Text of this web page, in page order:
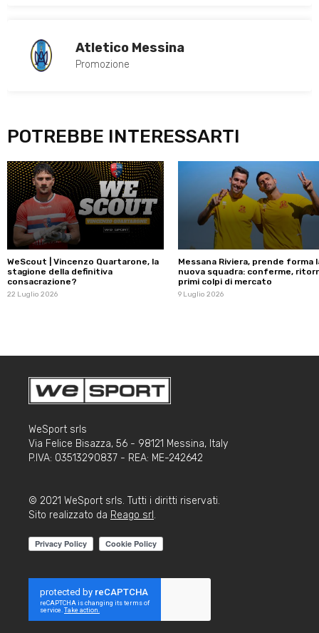
Atletico Messina
Promozione
POTREBBE INTERESSARTI
WeScout | Vincenzo Quartarone, la
stagione della definitiva
consacrazione?
22 Luglio 2026
Messana Riviera, prende forma
nuova squadra: conferme,
primi colpi di mercato
9 Luglio 2026
WeSport srls
Via Felice Bisazza, 56 - 98121 Messina, Italy
P.IVA: 03513290837 - REA: ME-242642
© 2021 WeSport srls. Tutti i diritti riservati.
Sito realizzato da Reago srl .